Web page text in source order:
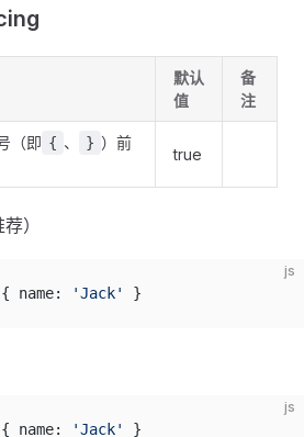
默认
值
备
注
（即 { 、 } ）前
true
）
js
{ name: 'Jack' }
js
{ name: 'Jack' }